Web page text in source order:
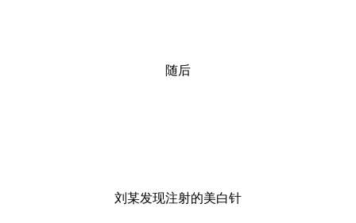
随后
刘某发现注射的美白针